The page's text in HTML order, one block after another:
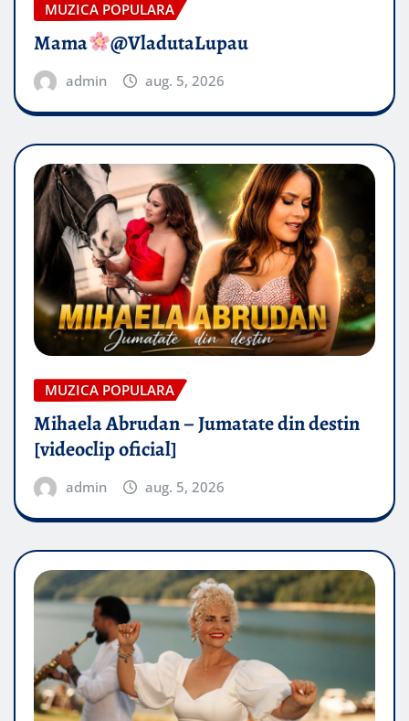
MUZICA POPULARA
Mama @VladutaLupau
admin aug. 5, 2026
MUZICA POPULARA
Mihaela Abrudan – Jumatate din destin
[videoclip oficial]
admin aug. 5, 2026